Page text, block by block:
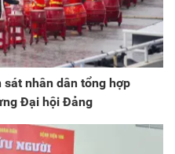
sát nhân dân tổng hợp
Đại hội Đảng